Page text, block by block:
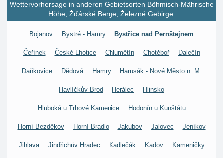
Wettervorhersage in anderen Gebietsorten Böhmisch-Mährische
Höhe, Žďárské Berge, Železné Gebirge:
Bojanov Bystré - Hamry Bystřice nad Pernštejnem
Čeřínek České Lhotice Chlumětín Chotěboř Dalečín
Daňkovice Dědová Hamry Harusák - Nové Město n. M.
Havlíčkův Brod Herálec Hlinsko
Hluboká u Trhové Kamenice Hodonín u Kunštátu
Horní Bezděkov Horní Bradlo Jakubov Jalovec Jeníkov
Jihlava Jindřichův Hradec Kadlečák Kadov Kameničky